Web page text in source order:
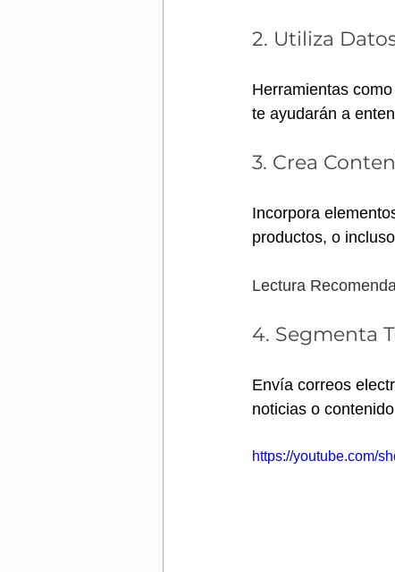
2. Utiliza
Herramientas
te ayudarán a
3. Crea
Incorpora
productos, o
Lectura
4. Segmenta
Envía correos
noticias o
https://youtube.com/